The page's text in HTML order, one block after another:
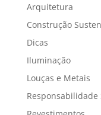
Arquitetura
Construção
Dicas
Iluminação
Louças e Metais
Responsabilidade